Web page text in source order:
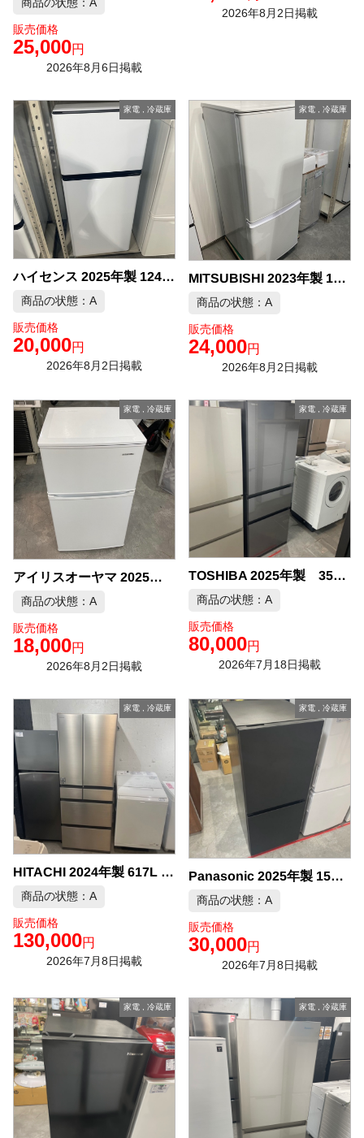
販売価格
25,000円
2026年8月6日掲載
2026年8月2日掲載
家電, 冷蔵庫
ハイセンス 2025年製 124L 冷蔵庫 中古品販売
商品の状態：A
販売価格
20,000円
2026年8月2日掲載
家電 冷蔵庫
MITSUBISHI 2023年製 146L 冷蔵庫 中古品販売
商品の状態：A
販売価格
24,000円
2026年8月2日掲載
家電, 冷蔵庫
アイリスオーヤマ 2025年製 冷蔵庫 中古品販売
商品の状態：A
販売価格
18,000円
2026年8月2日掲載
家電 冷蔵庫
TOSHIBA 2025年製 356L 3ドア 冷凍冷蔵庫 中古品販売
商品の状態：A
販売価格
80,000円
2026年7月18日掲載
家電, 冷蔵庫
HITACHI 2024年製 617L 6ドア冷凍冷 中古品販売
商品の状態：A
販売価格
130,000円
2026年7月8日掲載
家電 冷蔵庫
Panasonic 2025年製 156L 冷凍冷蔵庫 中古品販売
商品の状態：A
販売価格
30,000円
2026年7月8日掲載
家電, 冷蔵庫 家電 , 冷蔵庫